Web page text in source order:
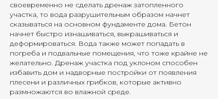
своевременно не сделать дренаж затопленного
участка, то вода разрушительным образом начнет
сказываться на основном фундаменте дома. Бетон
начнет быстро изнашиваться, выкрашиваться и
деформироваться. Вода также может попадать в
погреба и подвальные помещения, что тоже крайне не
желательно. Дренаж участка под уклоном способен
избавить дом и надворные постройки от появления
плесени и различных грибков, которые активно
размножаются во влажной среде.